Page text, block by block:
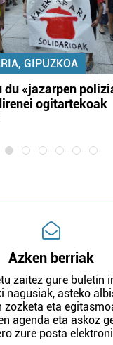
GIPUZKOA
du «jazarpen
ogitartekoak
Azken berriak
zaitez gure buletin
nagusiak, asteko
eta
agenda eta askoz
zure posta